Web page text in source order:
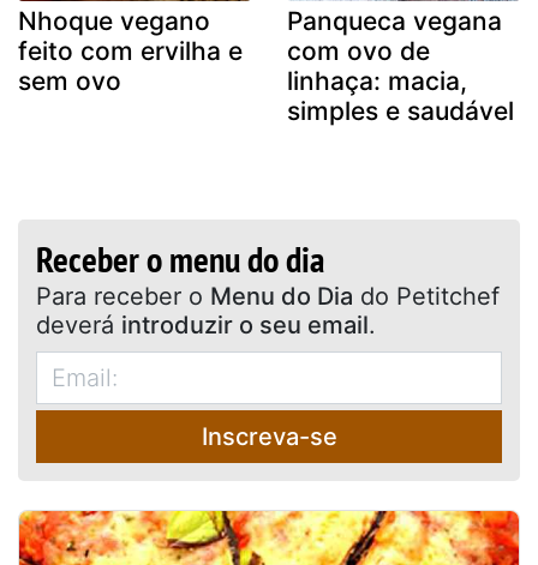
Nhoque vegano
feito com ervilha e
sem ovo
Panqueca vegana
com ovo de
linhaça: macia,
simples e saudável
Receber o menu do dia
Para receber o Menu do Dia do Petitchef
deverá introduzir o seu email.
Inscreva-se